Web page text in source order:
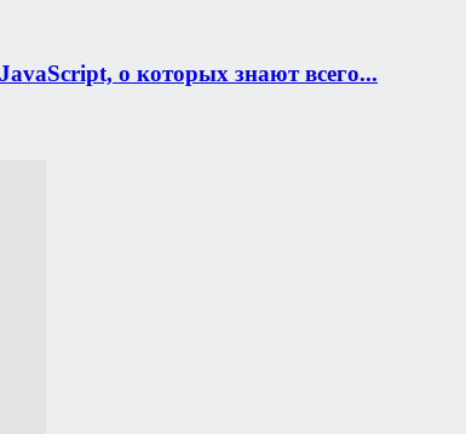
о которых знают всего...